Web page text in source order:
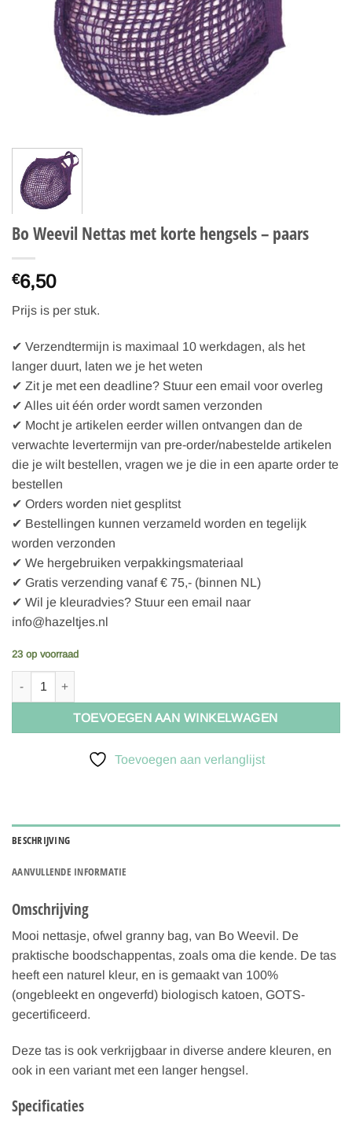
Bo Weevil Nettas met korte hengsels – paars
€6,50
Prijs is per stuk.
✔ Verzendtermijn is maximaal 10 werkdagen, als het
langer duurt, laten we je het weten
✔ Zit je met een deadline? Stuur een email voor overleg
✔ Alles uit één order wordt samen verzonden
✔ Mocht je artikelen eerder willen ontvangen dan de
verwachte levertermijn van pre-order/nabestelde artikelen
die je wilt bestellen, vragen we je die in een aparte order te
bestellen
✔ Orders worden niet gesplitst
✔ Bestellingen kunnen verzameld worden en tegelijk
worden verzonden
✔ We hergebruiken verpakkingsmateriaal
✔ Gratis verzending vanaf € 75,- (binnen NL)
✔ Wil je kleuradvies? Stuur een email naar
info@hazeltjes.nl
23 op voorraad
TOEVOEGEN AAN WINKELWAGEN
Toevoegen aan verlanglijst
BESCHRIJVING
AANVULLENDE INFORMATIE
Omschrijving
Mooi nettasje, ofwel granny bag, van Bo Weevil. De
praktische boodschappentas, zoals oma die kende. De tas
heeft een naturel kleur, en is gemaakt van 100%
(ongebleekt en ongeverfd) biologisch katoen, GOTS-
gecertificeerd.
Deze tas is ook verkrijgbaar in diverse andere kleuren, en
ook in een variant met een langer hengsel.
Specificaties